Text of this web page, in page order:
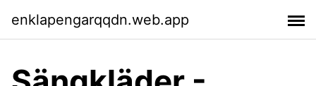
enklapengarqqdn.web.app